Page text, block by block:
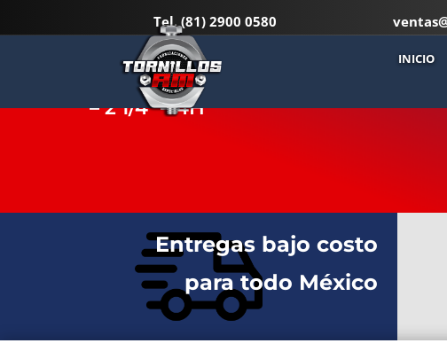
Tel.(81) 2900 0580
INICIO
VARILLA ROSCADA IZQUIERDA
– 2 1/4″ – 4H
Entregas bajo costo
para todo México